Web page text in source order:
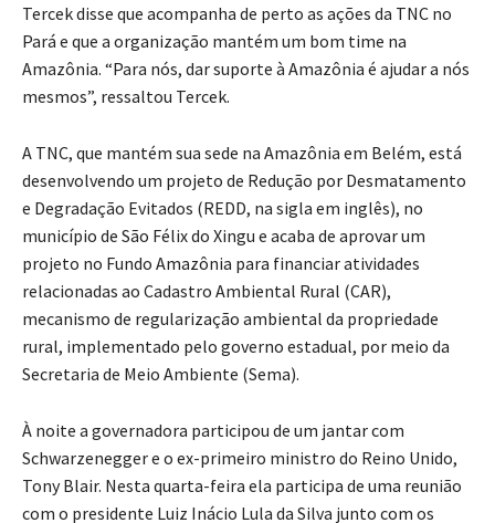
Tercek disse que acompanha de perto as ações da TNC no
Pará e que a organização mantém um bom time na
Amazônia. “Para nós, dar suporte à Amazônia é ajudar a nós
mesmos”, ressaltou Tercek.
A TNC, que mantém sua sede na Amazônia em Belém, está
desenvolvendo um projeto de Redução por Desmatamento
e Degradação Evitados (REDD, na sigla em inglês), no
município de São Félix do Xingu e acaba de aprovar um
projeto no Fundo Amazônia para financiar atividades
relacionadas ao Cadastro Ambiental Rural (CAR),
mecanismo de regularização ambiental da propriedade
rural, implementado pelo governo estadual, por meio da
Secretaria de Meio Ambiente (Sema).
À noite a governadora participou de um jantar com
Schwarzenegger e o ex-primeiro ministro do Reino Unido,
Tony Blair. Nesta quarta-feira ela participa de uma reunião
com o presidente Luiz Inácio Lula da Silva junto com os